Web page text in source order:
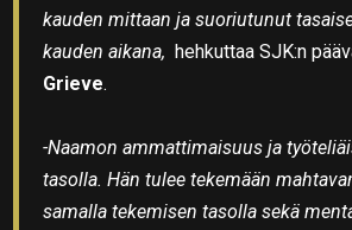
kauden mittaan ja suoriutunut
kauden aikana, hehkuttaa SJK:n
Grieve.
-Naamon ammattimaisuus ja
tasolla. Hän tulee tekemään
samalla tekemisen tasolla sekä